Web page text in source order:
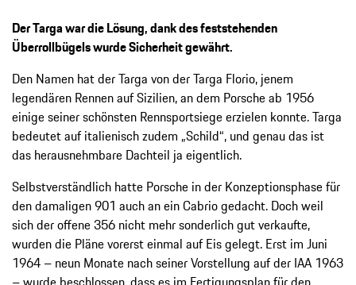
Der Targa war die Lösung, dank des feststehenden
Überrollbügels wurde Sicherheit gewährt.
Den Namen hat der Targa von der Targa Florio, jenem
legendären Rennen auf Sizilien, an dem Porsche ab 1956
einige seiner schönsten Rennsportsiege erzielen konnte. Targa
bedeutet auf italienisch zudem „Schild“, und genau das ist
das herausnehmbare Dachteil ja eigentlich.
Selbstverständlich hatte Porsche in der Konzeptionsphase für
den damaligen 901 auch an ein Cabrio gedacht. Doch weil
sich der offene 356 nicht mehr sonderlich gut verkaufte,
wurden die Pläne vorerst einmal auf Eis gelegt. Erst im Juni
1964 – neun Monate nach seiner Vorstellung auf der IAA 1963